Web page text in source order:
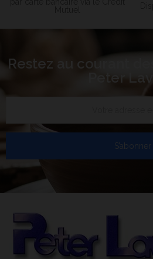
Restez au courant
Peter
S’abonner